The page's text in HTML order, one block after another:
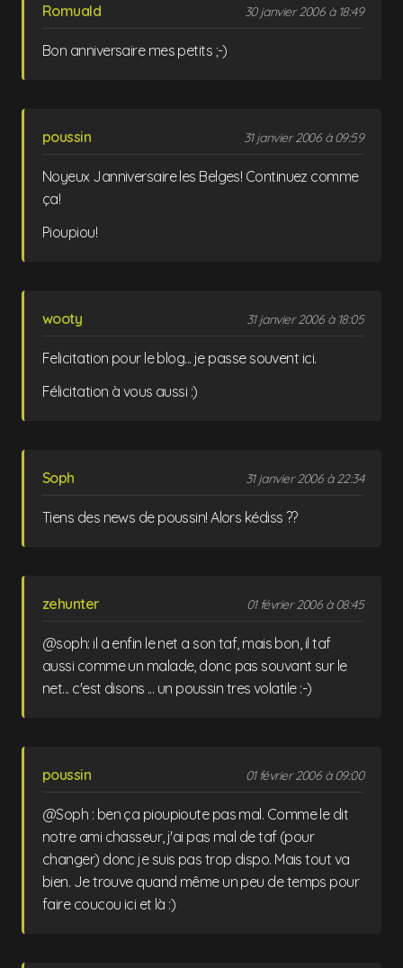
Romuald 30 janvier 2006 à 18:49
Bon anniversaire mes petits ;-)
poussin 31 janvier 2006 à 09:59
Noyeux Janniversaire les Belges! Continuez comme
ça!
Pioupiou!
wooty 31 janvier 2006 à 18:05
Felicitation pour le blog... je passe souvent ici.
Félicitation à vous aussi :)
Soph 31 janvier 2006 à 22:34
Tiens des news de poussin! Alors kédiss ??
zehunter 01 février 2006 à 08:45
@soph: il a enfin le net a son taf, mais bon, il taf
aussi comme un malade, donc pas souvant sur le
net... c'est disons ... un poussin tres volatile :-)
poussin 01 février 2006 à 09:00
@Soph : ben ça pioupioute pas mal. Comme le dit
notre ami chasseur, j'ai pas mal de taf (pour
changer) donc je suis pas trop dispo. Mais tout va
bien. Je trouve quand même un peu de temps pour
faire coucou ici et là :)